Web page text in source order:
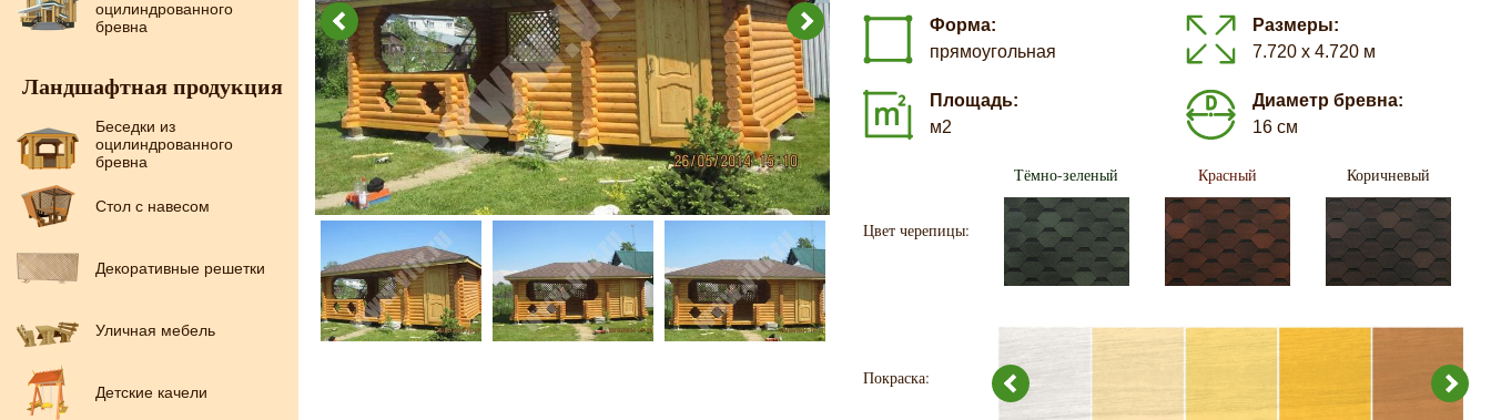
оцилиндрованного
бревна
Ландшафтная продукция
Беседки из
оцилиндрованного
бревна
Стол с навесом
Декоративные решетки
Уличная мебель
Детские качели
Форма:
прямоугольная
Размеры:
7.720 х 4.720 м
Площадь:
м2
Диаметр бревна:
16 см
Цвет черепицы:
Тёмно-зеленый Красный Коричневый
Покраска: